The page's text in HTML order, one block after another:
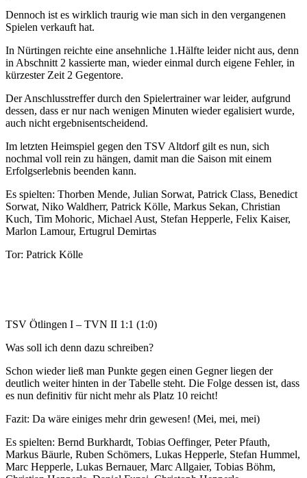
Dennoch ist es wirklich traurig wie man sich in den vergangenen
Spielen verkauft hat.
In Nürtingen reichte eine ansehnliche 1.Hälfte leider nicht aus, denn
in Abschnitt 2 kassierte man, wieder einmal durch eigene Fehler, in
kürzester Zeit 2 Gegentore.
Der Anschlusstreffer durch den Spielertrainer war leider, aufgrund
dessen, dass er nur nach wenigen Minuten wieder egalisiert wurde,
auch nicht ergebnisentscheidend.
Im letzten Heimspiel gegen den TSV Altdorf gilt es nun, sich
nochmal voll rein zu hängen, damit man die Saison mit einem
Erfolgserlebnis beenden kann.
Es spielten: Thorben Mende, Julian Sorwat, Patrick Class, Benedict
Sorwat, Niko Waldherr, Patrick Kölle, Markus Sekan, Christian
Kuch, Tim Mohoric, Michael Aust, Stefan Hepperle, Felix Kaiser,
Marlon Lamour, Ertugrul Demirtas
Tor: Patrick Kölle
TSV Ötlingen I – TVN II 1:1 (1:0)
Was soll ich denn dazu schreiben?
Schon wieder ließ man Punkte gegen einen Gegner liegen der
deutlich weiter hinten in der Tabelle steht. Die Folge dessen ist, dass
es nun definitiv für nicht mehr als Platz 10 reicht!
Fazit: Da wäre einiges mehr drin gewesen! (Mei, mei, mei)
Es spielten: Bernd Burkhardt, Tobias Oeffinger, Peter Pfauth,
Markus Bäurle, Ruben Schömers, Lukas Hepperle, Stefan Hummel,
Marc Hepperle, Lukas Bernauer, Marc Allgaier, Tobias Böhm,